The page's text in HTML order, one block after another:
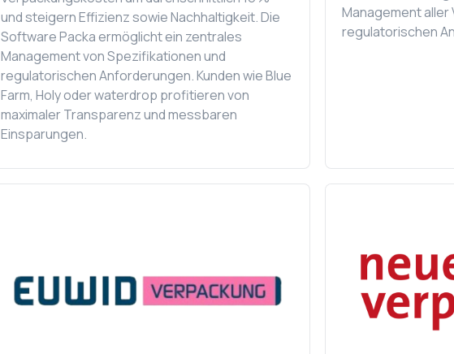
und steigern Effizienz sowie Nachhaltigkeit. Die
Software Packa ermöglicht ein zentrales
Management von Spezifikationen und
regulatorischen Anforderungen. Kunden wie Blue
Farm, Holy oder waterdrop profitieren von
maximaler Transparenz und messbaren
Einsparungen.
Management
regulatorischen